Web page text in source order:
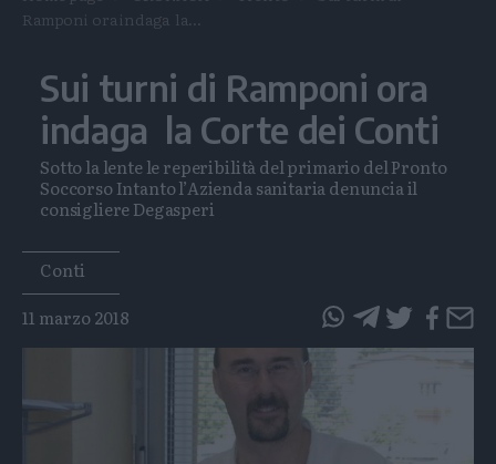
Ramponi ora indaga la...
Sui turni di Ramponi ora
indaga la Corte dei Conti
Sotto la lente le reperibilità del primario del Pronto
Soccorso Intanto l’Azienda sanitaria denuncia il
consigliere Degasperi
Tags
Conti
11 marzo 2018
questo
Whatsapp
questo